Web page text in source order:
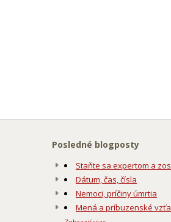
Posledné blogposty
Staňte sa expertom a
Dátum, čas, čísla
Nemoci, príčiny úmrtia
Mená a príbuzenské